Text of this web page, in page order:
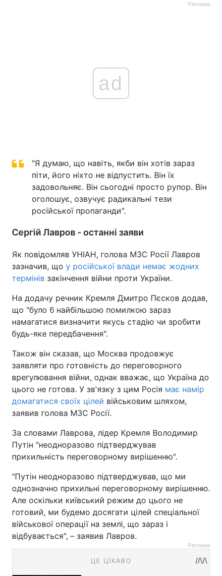
Реклама
ad
"Я думаю, що навіть, якби він хотів зараз
піти, його ніхто не відпустить. Він їх
задовольняє. Він сьогодні просто рупор. Він
оголошує, озвучує радикальні тези
російської пропаганди".
Сергій Лавров - останні заяви
Як повідомляв УНІАН, голова МЗС Росії Лавров
зазначив, що у російської влади немає жодних
термінів закінчення війни проти України.
На додачу речник Кремля Дмитро Пєсков додав,
що "було б найбільшою помилкою зараз
намагатися визначити якусь стадію чи зробити
будь-яке передбачення".
Також він сказав, що Москва продовжує
заявляти про готовність до переговорного
врегулювання війни, однак вважає, що Україна до
цього не готова. У зв'язку з цим Росія має намір
домагатися своїх цілей військовим шляхом,
заявив голова МЗС Росії.
За словами Лаврова, лідер Кремля Володимир
Путін "неодноразово підтверджував
прихильність переговорному вирішенню".
"Путін неодноразово підтверджував, що ми
однозначно прихильні переговорному вирішенню.
Але оскільки київський режим до цього не
готовий, ми будемо досягати цілей спеціальної
військової операції на землі, що зараз і
відбувається", – заявив Лавров.
Реклама